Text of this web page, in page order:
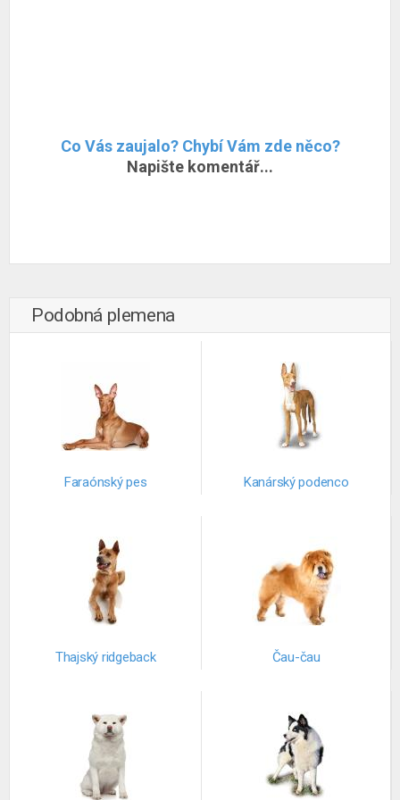
Co Vás zaujalo? Chybí Vám zde něco?
Napište komentář...
Podobná plemena
Faraónský pes Kanárský podenco
Thajský ridgeback Čau-čau